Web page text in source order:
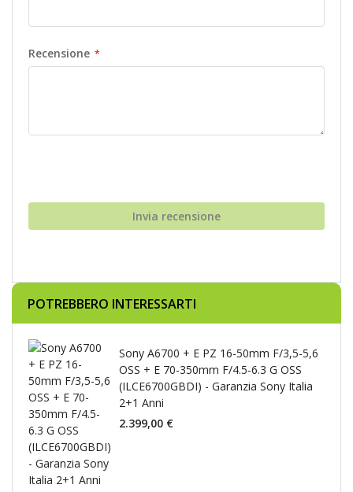
Recensione
Invia recensione
POTREBBERO INTERESSARTI
Sony A6700 + E PZ 16-50mm F/3,5-5,6
OSS + E 70-350mm F/4.5-6.3 G OSS
(ILCE6700GBDI) - Garanzia Sony Italia
2+1 Anni
2.399,00 €